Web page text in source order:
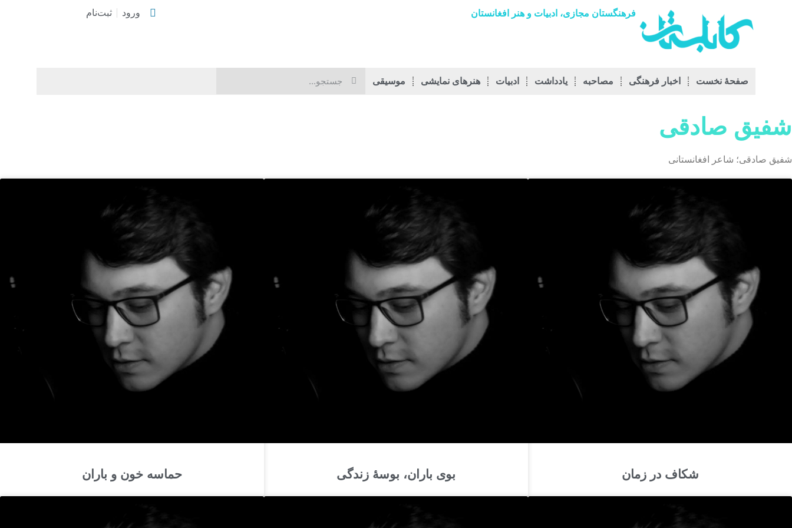
فرهنگستان مجازی، ادبیات و هنر افغانستان ورود ثبت‌نام
صفحۀ نخست اخبار فرهنگی مصاحبه يادداشت ادبیات هنرهای نمایشی موسیقی
شفیق صادقی
شفیق صادقی؛ شاعر افغانستانی
شکاف در زمان بوی باران، بوسهٔ زندگی حماسه خون و باران